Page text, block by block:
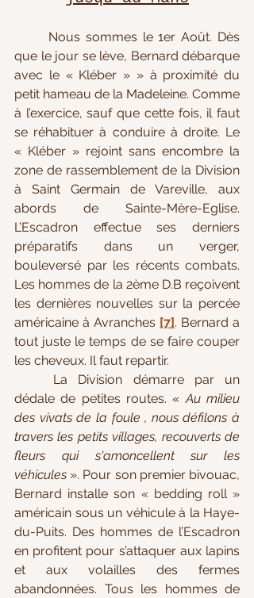
avec le « Kléber » » à proximité du
petit hameau de la Madeleine. Comme
à l’exercice, sauf que cette fois, il faut
se réhabituer à conduire à droite. Le
« Kléber » rejoint sans encombre la
zone de rassemblement de la Division
à Saint Germain de Vareville, aux
abords de Sainte-Mère-Eglise.
L’Escadron effectue ses derniers
préparatifs dans un verger,
bouleversé par les récents combats.
Les hommes de la 2ème D.B reçoivent
les dernières nouvelles sur la percée
américaine à Avranches [7]. Bernard a
tout juste le temps de se faire couper
les cheveux. Il faut repartir.
dédale de petites routes. « Au milieu
des vivats de la foule , nous défilons à
travers les petits villages, recouverts de
fleurs qui s'amoncellent sur les
véhicules ». Pour son premier bivouac,
Bernard installe son « bedding roll »
américain sous un véhicule à la Haye-
du-Puits. Des hommes de l’Escadron
en profitent pour s’attaquer aux lapins
et aux volailles des fermes
abandonnées. Tous les hommes de